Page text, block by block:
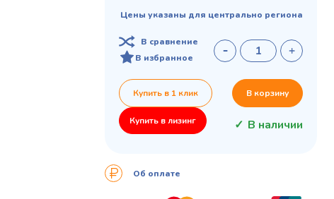
Цены указаны для центрально региона
В сравнение
В избранное
Купить в 1 клик В корзину
Купить в лизинг В наличии
Об оплате